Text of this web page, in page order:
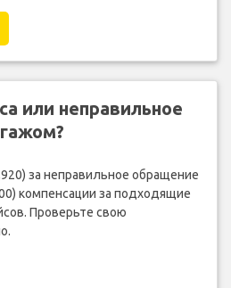
или неправильное
за неправильное обращение
компенсации за подходящие
Проверьте свою